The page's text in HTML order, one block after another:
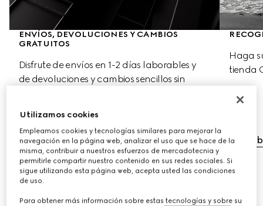
ENVÍOS, DEVOLUCIONES Y CAMBIOS
GRATUITOS
Disfrute de envíos en 1-2 días laborables y
de devoluciones y cambios sencillos sin
Envío gratuito
Cambios y devoluciones gratuitos
Haga
tienda
Utilizamos cookies
Empleamos cookies y tecnologías similares para mejorar la
navegación en la página web, analizar el uso que se hace de la
misma, contribuir a nuestros esfuerzos de mercadotecnia y
permitirle compartir nuestro contenido en sus redes sociales. Si
sigue utilizando esta página web, acepta usted las condiciones
de uso.
Para obtener más información sobre estas tecnologías y sobre su